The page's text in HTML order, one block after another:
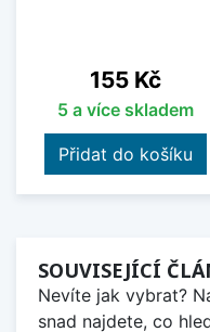
Cena
155 Kč
5 a více skladem
Přidat do košíku
SOUVISEJÍCÍ
Nevíte jak vybrat?
snad najdete, co